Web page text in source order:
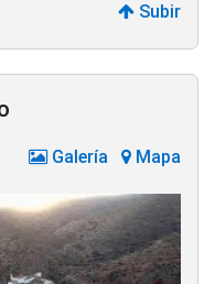
Subir
Galería Mapa